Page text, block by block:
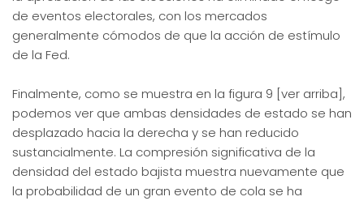
de eventos electorales, con los mercados
generalmente cómodos de que la acción de estímulo
de la Fed.
Finalmente, como se muestra en la figura 9 [ver arriba],
podemos ver que ambas densidades de estado se han
desplazado hacia la derecha y se han reducido
sustancialmente. La compresión significativa de la
densidad del estado bajista muestra nuevamente que
la probabilidad de un gran evento de cola se ha